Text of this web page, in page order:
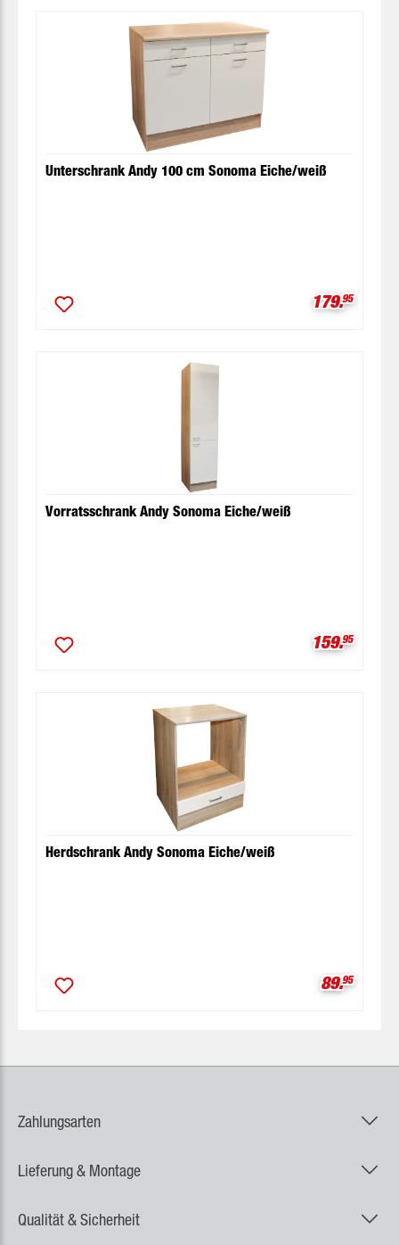
Unterschrank Andy 100 cm Sonoma Eiche/weiß
179.95
Vorratsschrank Andy Sonoma Eiche/weiß
159.95
Herdschrank Andy Sonoma Eiche/weiß
89.95
Zahlungsarten
Lieferung & Montage
Qualität & Sicherheit